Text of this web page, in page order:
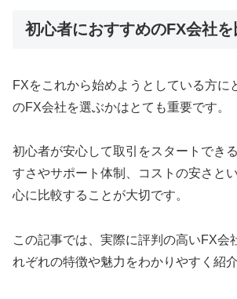
初心者におすすめのFX会社を
FXをこれから始めようとしている方に
のFX会社を選ぶかはとても重要です。
初心者が安心して取引をスタートでき
すさやサポート体制、コストの安さと
心に比較することが大切です。
この記事では、実際に評判の高いFX会
れぞれの特徴や魅力をわかりやすく紹介